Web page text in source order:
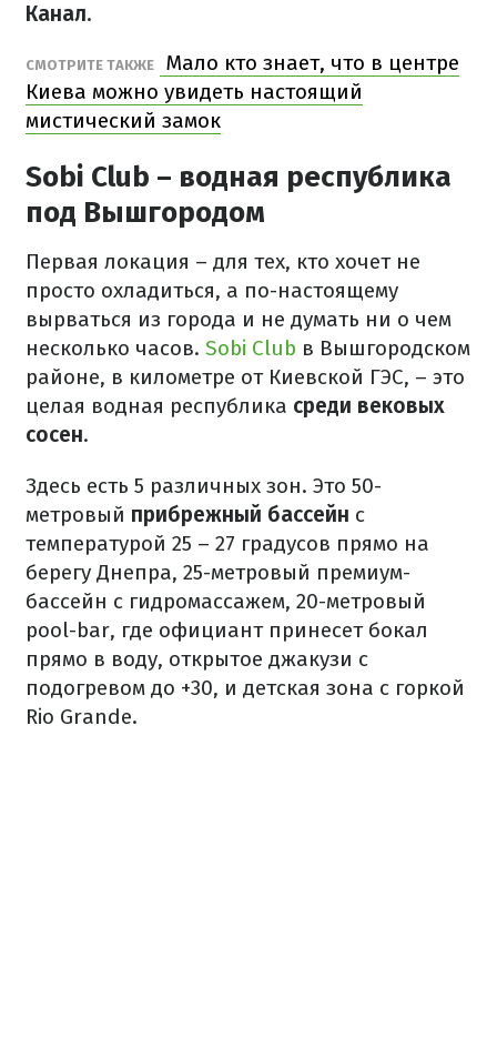
Канал.
СМОТРИТЕ ТАКЖЕ
Мало кто знает, что в центре
Киева можно увидеть настоящий
мистический замок
Sobi Club – водная республика
под Вышгородом
Первая локация – для тех, кто хочет не
просто охладиться, а по-настоящему
вырваться из города и не думать ни о чем
несколько часов. Sobi Club в Вышгородском
районе, в километре от Киевской ГЭС, – это
целая водная республика среди вековых
сосен.
Здесь есть 5 различных зон. Это 50-
метровый прибрежный бассейн с
температурой 25 – 27 градусов прямо на
берегу Днепра, 25-метровый премиум-
бассейн с гидромассажем, 20-метровый
pool-bar, где официант принесет бокал
прямо в воду, открытое джакузи с
подогревом до +30, и детская зона с горкой
Rio Grande.